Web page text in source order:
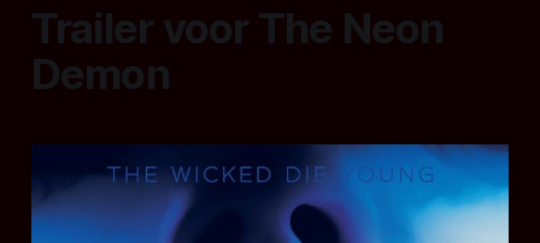
Trailer voor The Neon
Demon